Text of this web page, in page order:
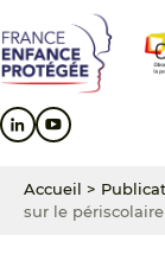
au
contenu
principal
au
menu
principal
au
pied
de
Accueil >
sur le périscolaire